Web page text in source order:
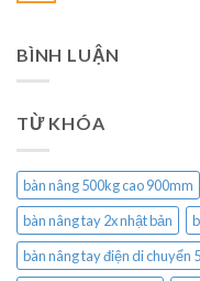
BÌNH LUẬN
TỪ KHÓA
bàn nâng 500kg cao 900mm
bàn nâng tay 2x nhật bản
bàn nâng tay điện di chuyển